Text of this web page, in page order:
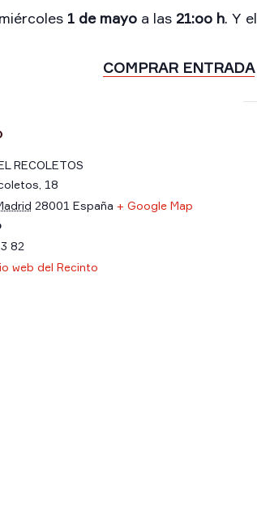
1 de mayoa las 21:oo h. Y el
COMPRAR ENTRADA
RECOLETOS
18
28001 España + Google Map
82
web del Recinto